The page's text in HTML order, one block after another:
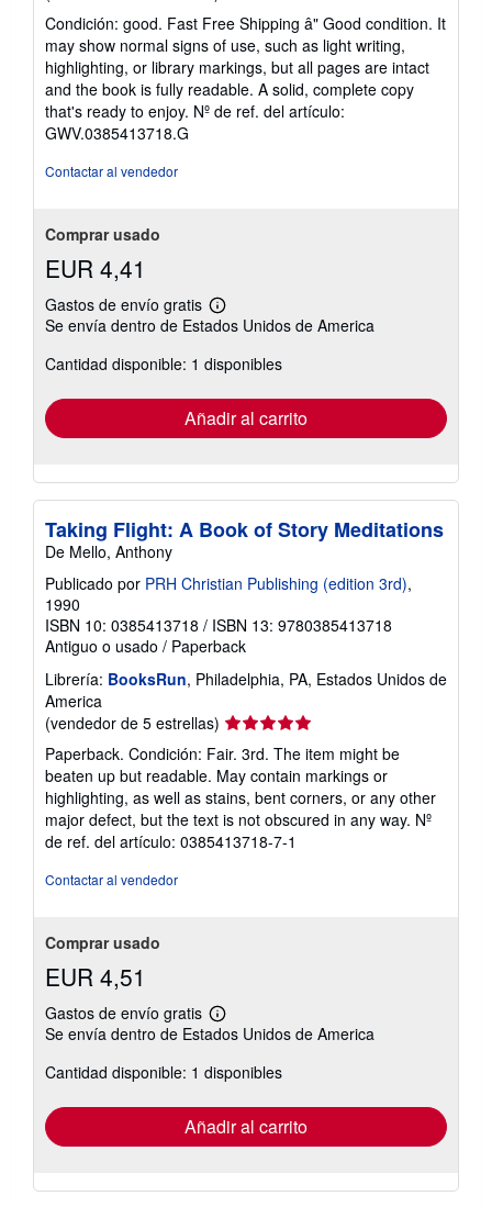
del
vendedor:
5
de
5
estrellas
Condición: good. Fast Free Shipping â" Good condition. It
may show normal signs of use, such as light writing,
highlighting, or library markings, but all pages are intact
and the book is fully readable. A solid, complete copy
that's ready to enjoy. Nº de ref. del artículo:
GWV.0385413718.G
Contactar al vendedor
Comprar usado
EUR 4,41
Gastos de envío gratis
Más
información
las
tarifas
envío
Se envía dentro de Estados Unidos de America
Cantidad disponible: 1 disponibles
Añadir al carrito
Taking Flight: A Book of Story Meditations
De Mello, Anthony
Publicado por PRH Christian Publishing (edition 3rd),
1990
ISBN 10: 0385413718 / ISBN 13: 9780385413718
Antiguo o usado / Paperback
Librería: BooksRun, Philadelphia, PA, Estados Unidos de
America
(vendedor de 5 estrellas) Calificación
vendedor:
5
de
5
estrellas
Paperback. Condición: Fair. 3rd. The item might be
beaten up but readable. May contain markings or
highlighting, as well as stains, bent corners, or any other
major defect, but the text is not obscured in any way. Nº
de ref. del artículo: 0385413718-7-1
Contactar al vendedor
Comprar usado
EUR 4,51
Gastos de envío gratis
Más
información
las
tarifas
envío
Se envía dentro de Estados Unidos de America
Cantidad disponible: 1 disponibles
Añadir al carrito